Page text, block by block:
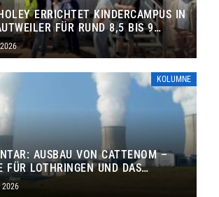
ERRICHTET KINDERCAMPUS IN
FÜR RUND 8,5 BIS 9
KOLUMNE
AUSBAU VON CATTENOM –
FÜR LOTHRINGEN UND DAS
2026